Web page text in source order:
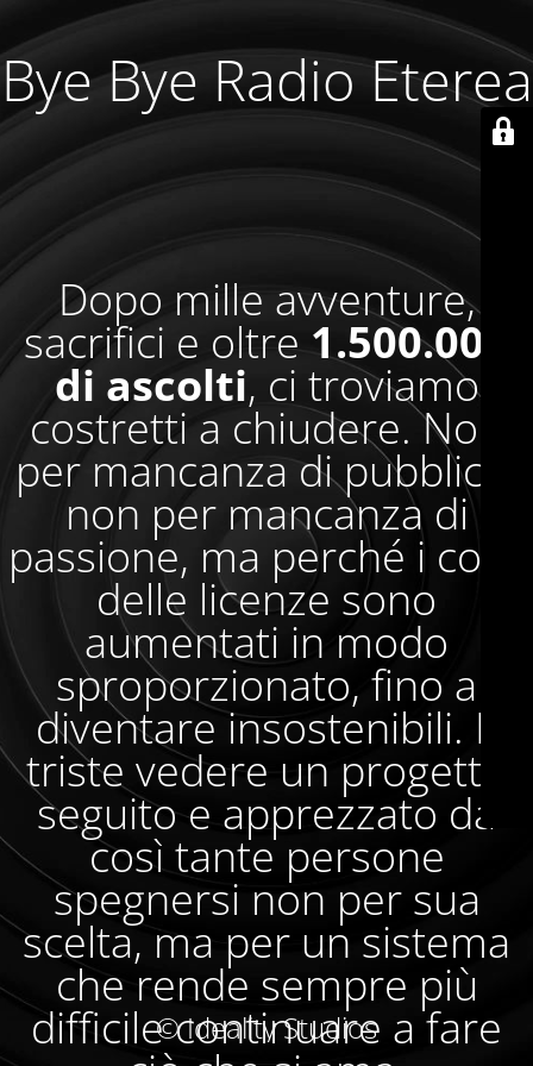
Bye Bye Radio Eterea
Dopo mille avventure,
sacrifici e oltre1.500.000
di ascolti, ci troviamo
costretti a chiudere. Non
per mancanza di pubblico,
non per mancanza di
passione, ma perché i costi
delle licenze sono
aumentati in modo
sproporzionato, fino a
diventare insostenibili. È
triste vedere un progetto
seguito e apprezzato da
così tante persone
spegnersi non per sua
scelta, ma per un sistema
che rende sempre più
difficile continuare a fare
© Ideality Studios